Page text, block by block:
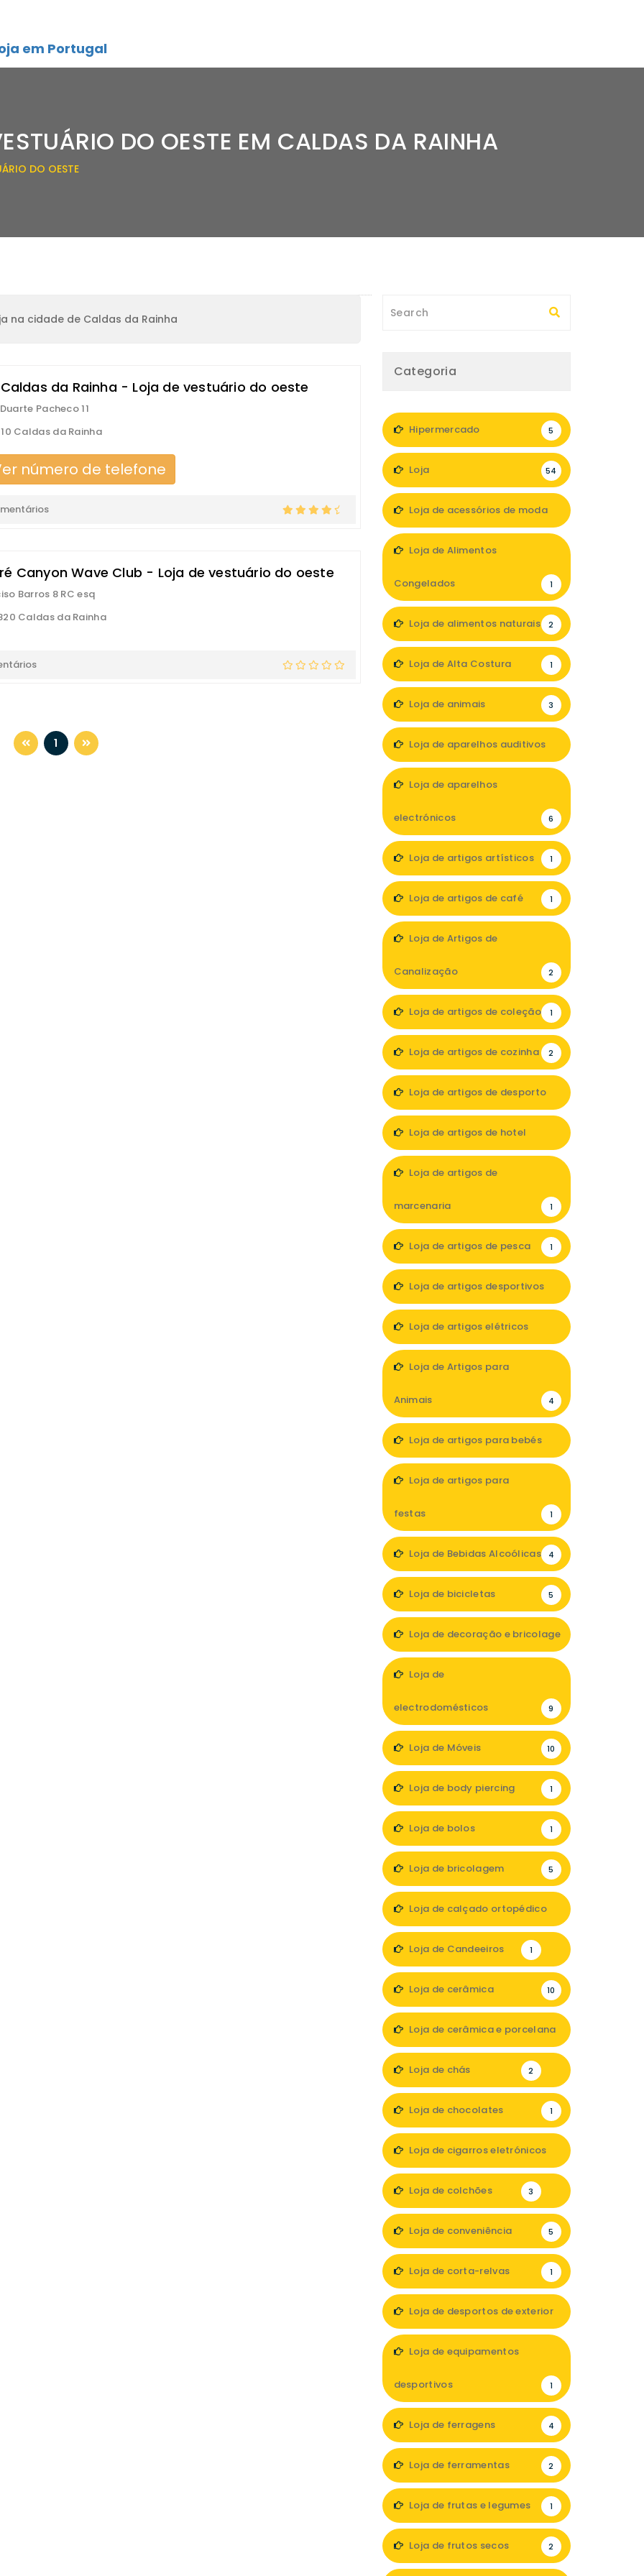
em Portugal
DO OESTE EM CALDAS DA RAINHA
DO OESTE
na cidade de Caldas da Rainha
Caldas da Rainha - Loja de vestuário do oeste
Duarte Pacheco 11
Caldas da Rainha
número de telefone
Canyon Wave Club - Loja de vestuário do oeste
Barros 8 RC esq
Caldas da Rainha
1
Categoria
Hipermercado 5
Loja 54
Loja de acessórios de moda
Loja de Alimentos
Congelados 1
Loja de alimentos naturais 2
Loja de Alta Costura 1
Loja de animais 3
Loja de aparelhos auditivos
Loja de aparelhos
electrónicos 6
Loja de artigos artísticos 1
Loja de artigos de café 1
Loja de Artigos de
Canalização 2
Loja de artigos de coleção 1
Loja de artigos de cozinha 2
Loja de artigos de desporto
Loja de artigos de hotel
Loja de artigos de
marcenaria 1
Loja de artigos de pesca 1
Loja de artigos desportivos
Loja de artigos elétricos
Loja de Artigos para
Animais 4
Loja de artigos para bebés
Loja de artigos para
festas 1
Loja de Bebidas Alcoólicas 4
Loja de bicicletas 5
Loja de decoração e bricolage
Loja de
electrodomésticos 9
Loja de Móveis 10
Loja de body piercing 1
Loja de bolos 1
Loja de bricolagem 5
Loja de calçado ortopédico
Loja de Candeeiros 1
Loja de cerâmica 10
Loja de cerâmica e porcelana
Loja de chás 2
Loja de chocolates 1
Loja de cigarros eletrónicos
Loja de colchões 3
Loja de conveniência 5
Loja de corta-relvas 1
Loja de desportos de exterior
Loja de equipamentos
desportivos 1
Loja de ferragens 4
Loja de ferramentas 2
Loja de frutas e legumes 1
Loja de frutos secos 2